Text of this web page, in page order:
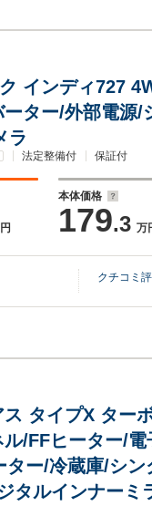
インディ727
ター/外部電源/
ラ
法定整備付 保証付
本体価格
179.3 万
クチコミ評
タイプX ター
/FFヒーター/電
ター/冷蔵庫/シ
タルインナーミ